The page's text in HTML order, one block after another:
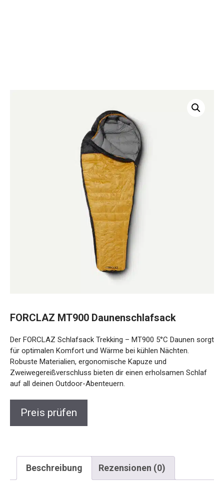
sorgt für optimalen Komfort und Wärme bei kühlen
Nächten. Robuste Materialien, ergonomische Kapuze und
Zweiwegereißverschluss bieten dir einen erholsamen
Schlaf auf all deinen Outdoor-Abenteuern.
Beschreibung Rezensionen (0)